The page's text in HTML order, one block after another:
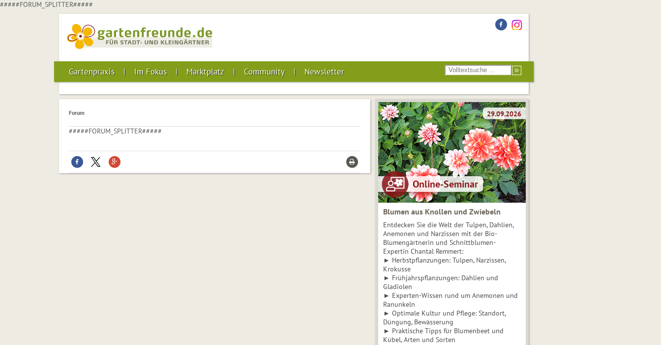
#####FORUM_SPLITTER#####
Gartenpraxis Im Fokus Marktplatz Community Newsletter
Forum
#####FORUM_SPLITTER#####
Blumen aus Knollen und Zwiebeln
Entdecken Sie die Welt der Tulpen, Dahlien,
Anemonen und Narzissen mit der Bio-
Blumengärtnerin und Schnittblumen-
Expertin Chantal Remmert:
► Herbstpflanzungen: Tulpen, Narzissen,
Krokusse
► Frühjahrspflanzungen: Dahlien und
Gladiolen
► Experten-Wissen rund um Anemonen und
Ranunkeln
► Optimale Kultur und Pflege: Standort,
Düngung, Bewässerung
► Praktische Tipps für Blumenbeet und
Kübel, Arten und Sorten